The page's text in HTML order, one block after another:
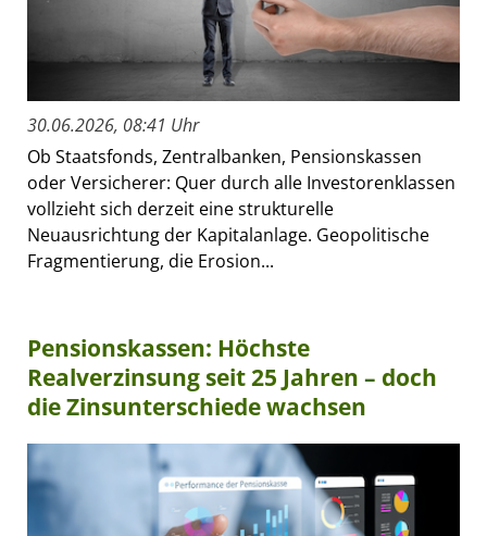
30.06.2026, 08:41 Uhr
Ob Staatsfonds, Zentralbanken, Pensionskassen
oder Versicherer: Quer durch alle Investorenklassen
vollzieht sich derzeit eine strukturelle
Neuausrichtung der Kapitalanlage. Geopolitische
Fragmentierung, die Erosion...
Pensionskassen: Höchste
Realverzinsung seit 25 Jahren – doch
die Zinsunterschiede wachsen